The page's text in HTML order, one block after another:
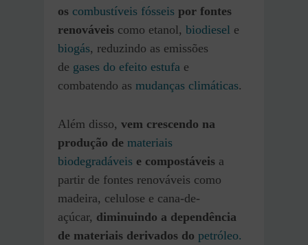
os combustíveis fósseis por fontes
renováveis como etanol, biodiesel e
biogás, reduzindo as emissões
de gases do efeito estufa e
combatendo as mudanças climáticas.
Além disso, vem crescendo na
produção de materiais
biodegradáveis e compostáveis a
partir de fontes renováveis como
madeira, celulose e cana-de-
açúcar, diminuindo a dependência
de materiais derivados do petróleo.